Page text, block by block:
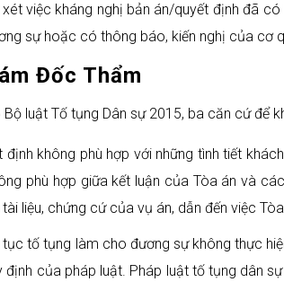
việc kháng nghị bản án/quyết định đã
sự hoặc có thông báo, kiến nghị của cơ
Đốc Thẩm
luật Tố tụng Dân sự 2015, ba căn cứ để
định không phù hợp với những tình tiết
phù hợp giữa kết luận của Tòa án và
liệu, chứng cứ của vụ án, dẫn đến việc
tố tụng làm cho đương sự không thực
của pháp luật. Pháp luật tố tụng dân